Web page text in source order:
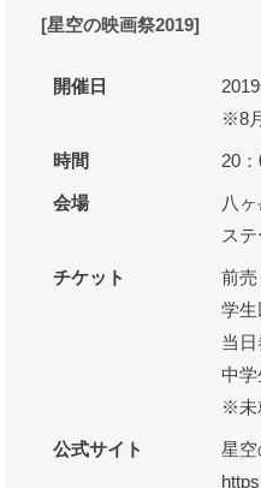
[星空の映画祭2019]
開催日
※8
時間 20
会場
八
ス
チケット
前売
学生
当
中学
※未
公式サイト
星空